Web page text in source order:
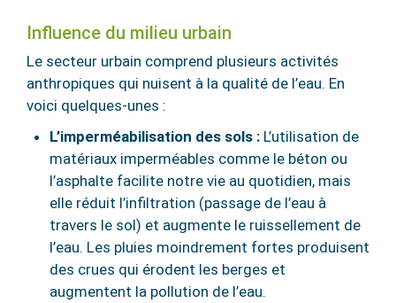
Influence du milieu urbain
Le secteur urbain comprend plusieurs activités
anthropiques qui nuisent à la qualité de l’eau. En
voici quelques-unes :
L’imperméabilisation des sols : L’utilisation de
matériaux imperméables comme le béton ou
l’asphalte facilite notre vie au quotidien, mais
elle réduit l’infiltration (passage de l’eau à
travers le sol) et augmente le ruissellement de
l’eau. Les pluies moindrement fortes produisent
des crues qui érodent les berges et
augmentent la pollution de l’eau.